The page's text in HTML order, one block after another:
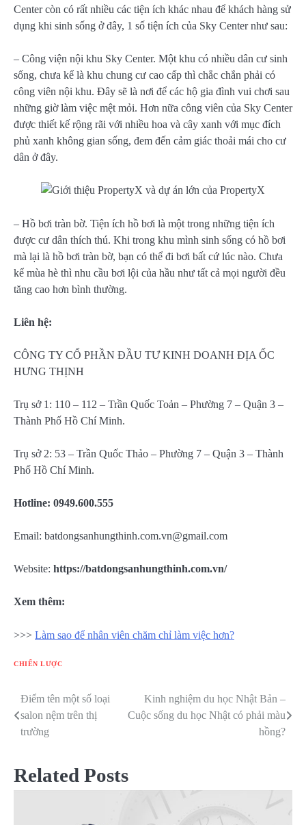
Center còn có rất nhiều các tiện ích khác nhau để khách hàng sử
dụng khi sinh sống ở đây, 1 số tiện ích của Sky Center như sau:
– Công viện nội khu Sky Center. Một khu có nhiều dân cư sinh
sống, chưa kể là khu chung cư cao cấp thì chắc chắn phải có
công viên nội khu. Đây sẽ là nơi để các hộ gia đình vui chơi sau
những giờ làm việc mệt mỏi. Hơn nữa công viên của Sky Center
được thiết kế rộng rãi với nhiều hoa và cây xanh với mục đích
phủ xanh không gian sống, đem đến cảm giác thoải mái cho cư
dân ở đây.
– Hồ bơi tràn bờ. Tiện ích hồ bơi là một trong những tiện ích
được cư dân thích thú. Khi trong khu mình sinh sống có hồ bơi
mà lại là hồ bơi tràn bờ, bạn có thể đi bơi bất cứ lúc nào. Chưa
kể mùa hè thì nhu cầu bơi lội của hầu như tất cả mọi người đều
tăng cao hơn bình thường.
Liên hệ:
CÔNG TY CỔ PHẦN ĐẦU TƯ KINH DOANH ĐỊA ỐC
HƯNG THỊNH
Trụ sở 1: 110 – 112 – Trần Quốc Toản – Phường 7 – Quận 3 –
Thành Phố Hồ Chí Minh.
Trụ sở 2: 53 – Trần Quốc Thảo – Phường 7 – Quận 3 – Thành
Phố Hồ Chí Minh.
Hotline: 0949.600.555
Email: batdongsanhungthinh.com.vn@gmail.com
Website: https://batdongsanhungthinh.com.vn/
Xem thêm:
>>> Làm sao để nhân viên chăm chỉ làm việc hơn?
CHIẾN LƯỢC
Điều
hướng
viết
Điểm tên một số loại
salon nệm trên thị
trường
Kinh nghiệm du học Nhật Bản –
Cuộc sống du học Nhật có phải màu
hồng?
Related Posts